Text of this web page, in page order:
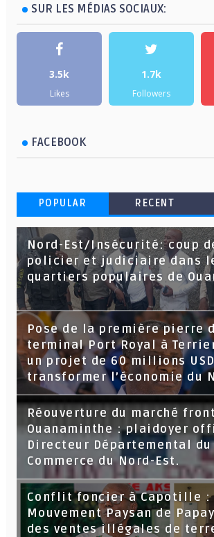
SUR LES MÉDIAS SOCIAUX:
3.5k
Likes
1.7k
Followers
FACEBOOK
POPULAR RECENT
Nord-Est/Insécurité: coup
policier et judiciaire dans
quartiers populaires de
Pose de la première pierre
terminal Port Royal à
un projet de 60 millions
transformer l’économie du
Réouverture du marché
Ouanaminthe : plaidoyer
Directeur Départemental du
Commerce du Nord-Est.
Conflit foncier à Capotille :
Mouvement Paysan de
des ventes illégales de